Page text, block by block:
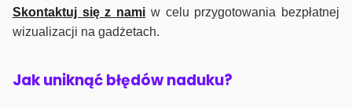
Skontaktuj się z nami w celu przygotowania bezpłatnej
wizualizacji na gadżetach.
Jak uniknąć błędów naduku?